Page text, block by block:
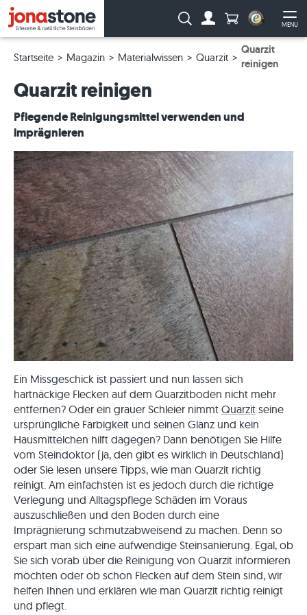
MENU
Suche: Anzahl
Startseite Magazin Materialwissen Quarzit
Quarzit
reinigen
Quarzit reinigen
Pflegende Reinigungsmittel verwenden und
imprägnieren
Ein Missgeschick ist passiert und nun lassen sich
hartnäckige Flecken auf dem Quarzitboden nicht mehr
entfernen? Oder ein grauer Schleier nimmt Quarzit seine
ursprüngliche Farbigkeit und seinen Glanz und kein
Hausmittelchen hilft dagegen? Dann benötigen Sie Hilfe
vom Steindoktor (ja, den gibt es wirklich in Deutschland)
oder Sie lesen unsere Tipps, wie man Quarzit richtig
reinigt. Am einfachsten ist es jedoch durch die richtige
Verlegung und Alltagspflege Schäden im Voraus
auszuschließen und den Boden durch eine
Imprägnierung schmutzabweisend zu machen. Denn so
erspart man sich eine aufwendige Steinsanierung. Egal, ob
Sie sich vorab über die Reinigung von Quarzit informieren
möchten oder ob schon Flecken auf dem Stein sind, wir
helfen Ihnen und erklären wie man Quarzit richtig reinigt
und pflegt.